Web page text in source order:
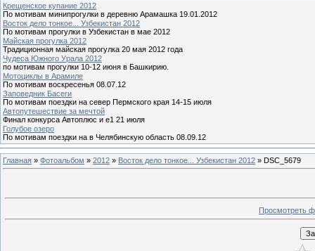
Крещенское купание 2012
По мотивам минипрогулки в деревню Арамашка 19.01.2012
Восток дело тонкое... Узбекистан 2012
По мотивам прогулки в Узбекистан в мае 2012
Майская прогулка 2012
Традиционная майская прогулка 20 мая 2012 года
Чудеса Южного Урала 2012
по мотивам прогулки 10-12 июня в Башкирию.
Мотоциклы в Арамиле
По мотивам воскресенья 08.07.12
Заповедник Басеги
По мотивам поездки на север Пермского края 14-15 июля
Автопутешествие за мечтой
Финал конкурса Автоплюс и е1 21 июля
Голубое озеро
По мотивам поездки на в Челябинскую область 08.09.12
Главная » Фотоальбом » 2012 » Восток дело тонкое... Узбекистан 2012 » DSC_5679
Просмотреть